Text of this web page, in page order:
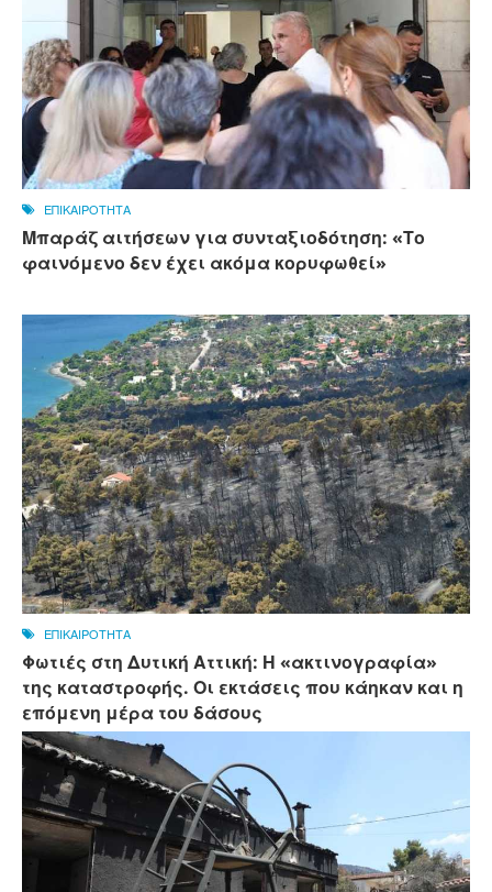
ΕΠΙΚΑΙΡΟΤΗΤΑ
Μπαράζ αιτήσεων για συνταξιοδότηση: «Το
φαινόμενο δεν έχει ακόμα κορυφωθεί»
ΕΠΙΚΑΙΡΟΤΗΤΑ
Φωτιές στη Δυτική Αττική: Η «ακτινογραφία»
της καταστροφής. Οι εκτάσεις που κάηκαν και η
επόμενη μέρα του δάσους